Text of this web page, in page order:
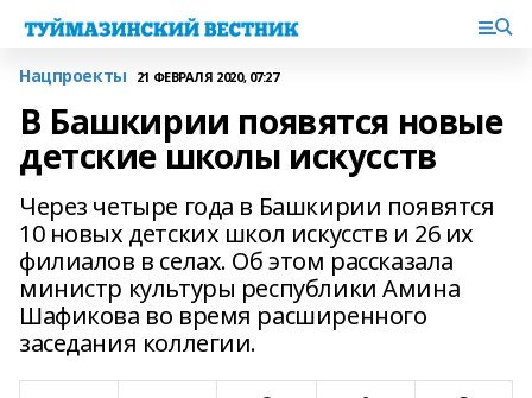
Нацпроекты 21 ФЕВРАЛЯ 2020, 07:27
В Башкирии появятся новые
детские школы искусств
Через четыре года в Башкирии появятся
10 новых детских школ искусств и 26 их
филиалов в селах. Об этом рассказала
министр культуры республики Амина
Шафикова во время расширенного
заседания коллегии.